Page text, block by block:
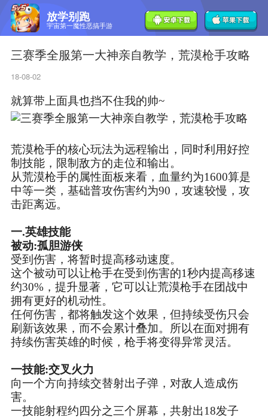
放学别跑
宇宙第一魔性恶搞手游
三赛季全服第一大神亲自教学，荒漠枪手攻略
18-08-02
就算带上面具也挡不住我的帅~
荒漠枪手的核心玩法为远程输出，同时利用好控
制技能，限制敌方的走位和输出。
从荒漠枪手的属性面板来看，血量约为1600算是
中等一类，基础普攻伤害约为90，攻速较慢，攻
击距离远。
一.英雄技能
被动:孤胆游侠
受到伤害，将暂时提高移动速度。
这个被动可以让枪手在受到伤害的1秒内提高移速
约30%，提升显著，它可以让荒漠枪手在团战中
拥有更好的机动性。
任何伤害，都将触发这个效果，但持续受伤只会
刷新该效果，而不会累计叠加。所以在面对拥有
持续伤害英雄的时候，枪手将变得异常灵活。
一技能:交叉火力
向一个方向持续交替射出子弹，对敌人造成伤
害。
一技能射程约四分之三个屏幕，共射出18发子